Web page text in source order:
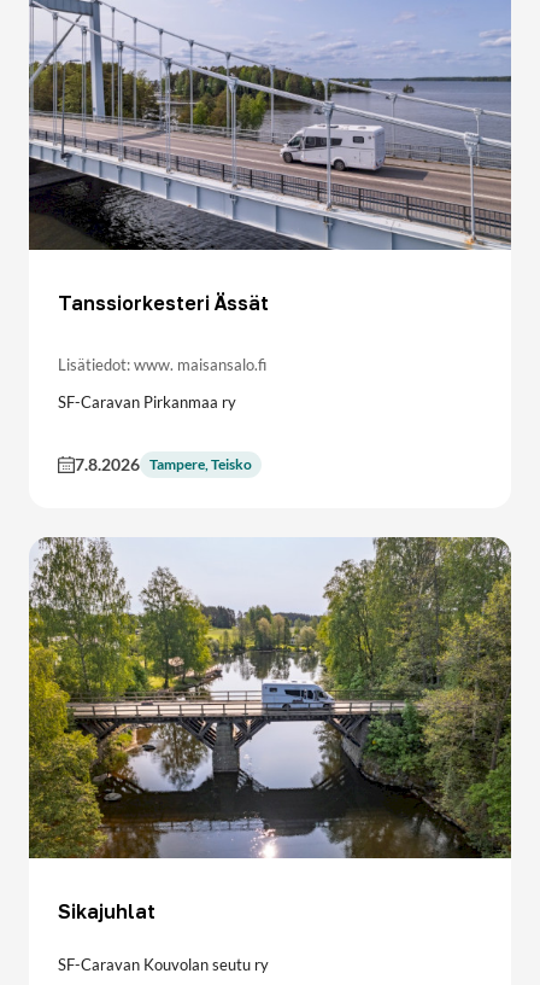
Tanssiorkesteri Ässät
Lisätiedot: www. maisansalo.fi
SF-Caravan Pirkanmaa ry
7.8.2026 Tampere, Teisko
Sikajuhlat
SF-Caravan Kouvolan seutu ry